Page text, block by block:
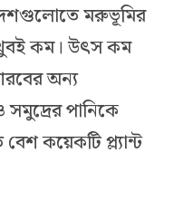
মরুভূমির
খুবই কম। উৎস কম
অন্য
পানিকে
কয়েকটি প্ল্যান্ট